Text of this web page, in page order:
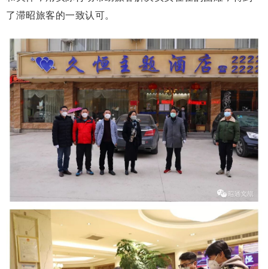
了滞昭旅客的一致认可。